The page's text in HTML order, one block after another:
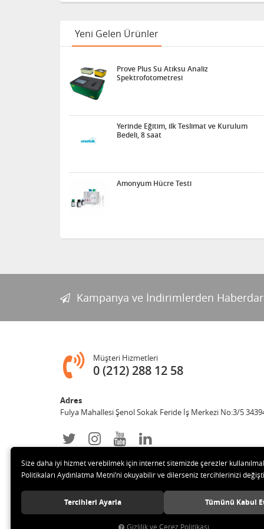
Yeni Gelen Ürünler
Prove Plus Su Atıksu Analiz
Spektrofotometresi
Yerinde Eğitim, ilk Teslimat ve Kurulum
Bedeli, 8 saat
Amonyum Hücre Testi
Kampanya ve İndirimlerden
Müşteri Hizmetleri
0 (212) 288 12 58
Adres
Fulya Mahallesi Şenol Sokak Feride İş Merkezi No:3/5
© 2019 Enotek Mühendislik ve Danışmalık Hizm. San. ve
Size daha iyi hizmet verebilmek için internet sitemizde çerezler
Politikaları Aydınlatma Metni’ni okuyabilir ve dilerseniz tercihlerinizi
Tercihleri Ayarla Tümünü Kabul
Gizlilik ve Çerez Politikası